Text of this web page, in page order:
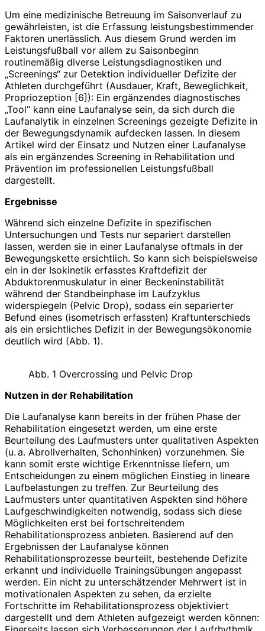
Um eine medizinische Betreuung im Saisonverlauf zu
gewährleisten, ist die Erfassung leistungsbestimmender
Faktoren unerlässlich. Aus diesem Grund werden im
Leistungsfußball vor allem zu Saisonbeginn
routinemäßig diverse Leistungsdiagnostiken und
„Screenings“ zur Detektion individueller Defizite der
Athleten durchgeführt (Ausdauer, Kraft, Beweglichkeit,
Propriozeption [6]): Ein ergänzendes diagnostisches
„Tool“ kann eine Laufanalyse sein, da sich durch die
Laufanalytik in einzelnen Screenings gezeigte Defizite in
der Bewegungsdynamik aufdecken lassen. In diesem
Artikel wird der Einsatz und Nutzen einer Laufanalyse
als ein ergänzendes Screening in Rehabilitation und
Prävention im professionellen Leistungsfußball
dargestellt.
Ergebnisse
Während sich einzelne Defizite in spezifischen
Untersuchungen und Tests nur separiert darstellen
lassen, werden sie in einer Laufanalyse oftmals in der
Bewegungskette ersichtlich. So kann sich beispielsweise
ein in der Isokinetik erfasstes Kraftdefizit der
Abduktorenmuskulatur in einer Beckeninstabilität
während der Standbeinphase im Laufzyklus
widerspiegeln (Pelvic Drop), sodass ein separierter
Befund eines (isometrisch erfassten) Kraftunterschieds
als ein ersichtliches Defizit in der Bewegungsökonomie
deutlich wird (Abb. 1).
Abb. 1 Overcrossing und Pelvic Drop
Nutzen in der Rehabilitation
Die Laufanalyse kann bereits in der frühen Phase der
Rehabilitation eingesetzt werden, um eine erste
Beurteilung des Laufmusters unter qualitativen Aspekten
(u. a. Abrollverhalten, Schonhinken) vorzunehmen. Sie
kann somit erste wichtige Erkenntnisse liefern, um
Entscheidungen zu einem möglichen Einstieg in lineare
Laufbelastungen zu treffen. Zur Beurteilung des
Laufmusters unter quantitativen Aspekten sind höhere
Laufgeschwindigkeiten notwendig, sodass sich diese
Möglichkeiten erst bei fortschreitendem
Rehabilitationsprozess anbieten. Basierend auf den
Ergebnissen der Laufanalyse können
Rehabilitationsprozesse beurteilt, bestehende Defizite
erkannt und individuelle Trainingsübungen angepasst
werden. Ein nicht zu unterschätzender Mehrwert ist in
motivationalen Aspekten zu sehen, da erzielte
Fortschritte im Rehabilitationsprozess objektiviert
dargestellt und dem Athleten aufgezeigt werden können: